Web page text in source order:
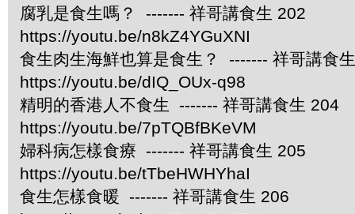
腐乳是食生嗎？ ------- 祥哥講食生 202
https://youtu.be/n8kZ4YGuXNI
食生肉生海鮮也算是食生？ ------- 祥哥講食
https://youtu.be/dIQ_OUx-q98
精明的香港人不食生 ------- 祥哥講食生 204
https://youtu.be/7pTQBfBKeVM
婦科病怎樣食療 ------- 祥哥講食生 205
https://youtu.be/tTbeHWHYhaI
食生怎樣食暖 ------- 祥哥講食生 206